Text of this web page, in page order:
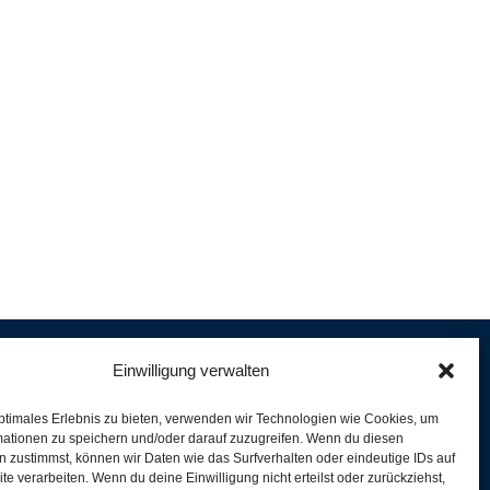
Einwilligung verwalten
Erlebnis zu bieten, verwenden wir Technologien wie Cookies, um
zu speichern und/oder darauf zuzugreifen. Wenn du diesen
zustimmst, können wir Daten wie das Surfverhalten oder eindeutige IDs auf
verarbeiten. Wenn du deine Einwilligung nicht erteilst oder zurückziehst,
und